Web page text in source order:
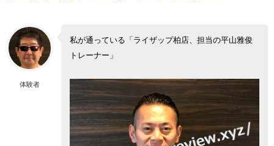
体験者
私が通っている「ライザップ柏店、担当の平山雅俊
トレーナー」